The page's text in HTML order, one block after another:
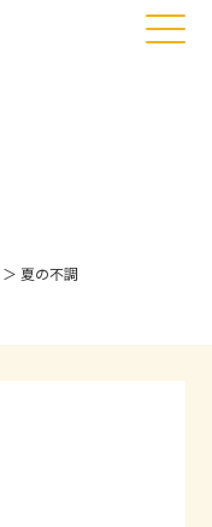
夏の不調